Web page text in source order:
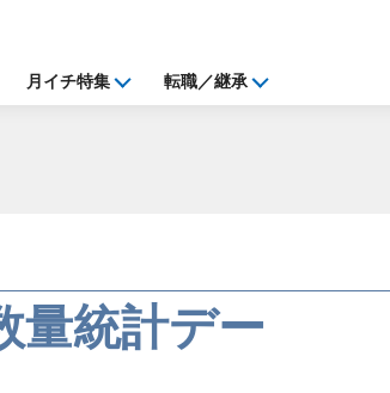
月イチ特集 転職／継承
量統計デー